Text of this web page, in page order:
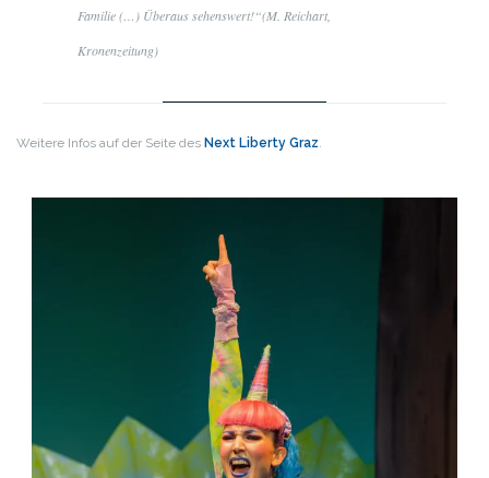
Familie (…) Überaus sehenswert!“(M. Reichart,
Kronenzeitung)
Weitere Infos auf der Seite des Next Liberty Graz.